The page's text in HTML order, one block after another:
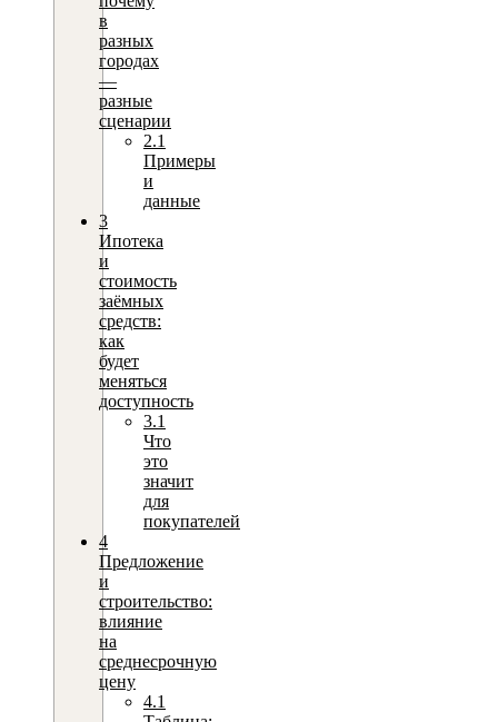
в
разных
городах
—
разные
сценарии
2.1
Примеры
и
данные
3
Ипотека
и
стоимость
заёмных
средств:
как
будет
меняться
доступность
3.1
Что
это
значит
для
покупателей
4
Предложение
и
строительство:
влияние
на
среднесрочную
цену
4.1